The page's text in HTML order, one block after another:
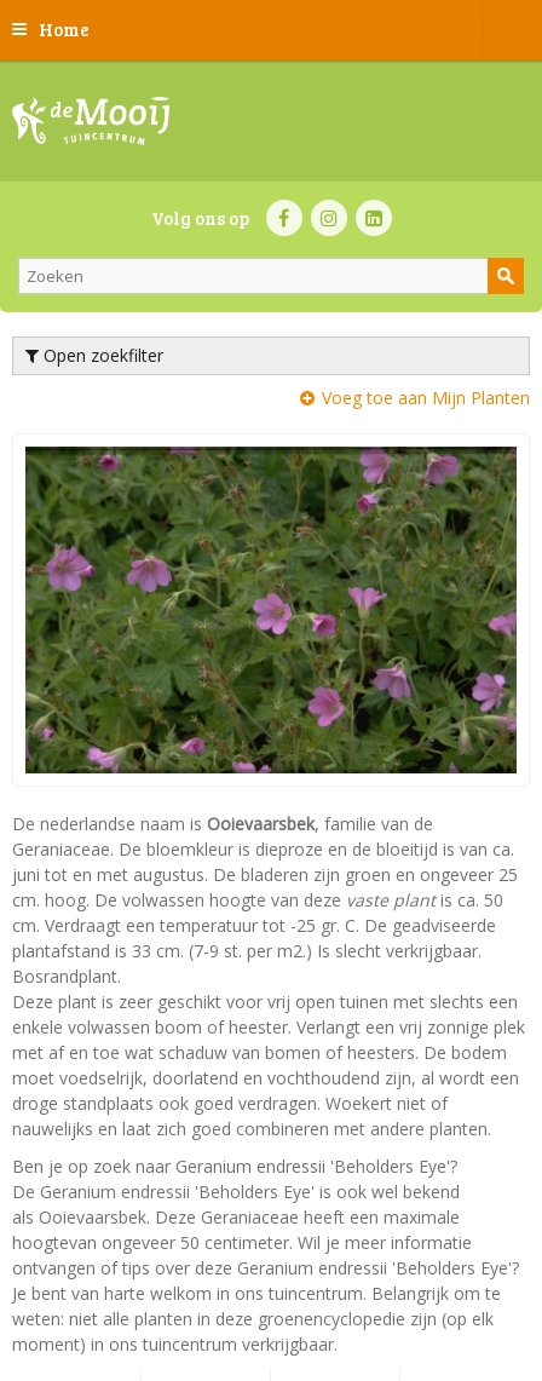
Home
Volg ons op
Open zoekfilter
Voeg toe aan Mijn Planten
De nederlandse naam is Ooievaarsbek, familie van de
Geraniaceae. De bloemkleur is dieproze en de bloeitijd is van ca.
juni tot en met augustus. De bladeren zijn groen en ongeveer 25
cm. hoog. De volwassen hoogte van deze vaste plantis ca. 50
cm. Verdraagt een temperatuur tot -25 gr. C. De geadviseerde
plantafstand is 33 cm. (7-9 st. per m2.) Is slecht verkrijgbaar.
Bosrandplant.
Deze plant is zeer geschikt voor vrij open tuinen met slechts een
enkele volwassen boom of heester. Verlangt een vrij zonnige plek
met af en toe wat schaduw van bomen of heesters. De bodem
moet voedselrijk, doorlatend en vochthoudend zijn, al wordt een
droge standplaats ook goed verdragen. Woekert niet of
nauwelijks en laat zich goed combineren met andere planten.
Ben je op zoek naar Geranium endressii 'Beholders Eye'?
De Geranium endressii 'Beholders Eye' is ook wel bekend
als Ooievaarsbek. Deze Geraniaceae heeft een maximale
hoogtevan ongeveer 50 centimeter. Wil je meer informatie
ontvangen of tips over deze Geranium endressii 'Beholders Eye'?
Je bent van harte welkom in ons tuincentrum. Belangrijk om te
weten: niet alle planten in deze groenencyclopedie zijn (op elk
moment) in ons tuincentrum verkrijgbaar.